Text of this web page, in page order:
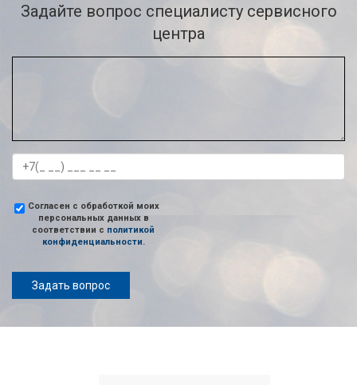
Задайте вопрос специалисту сервисного
центра
Согласен с обработкой моих
персональных данных в
соответствии с политикой
конфиденциальности.
Задать вопрос